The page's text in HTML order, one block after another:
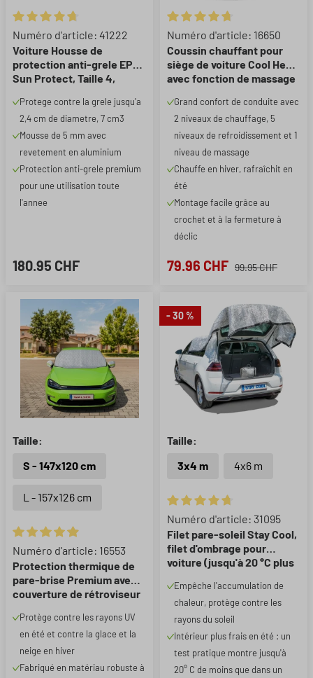
Note moyenne de 4.85 sur 5 étoiles
Numéro d'article: 41222
Voiture Housse de
protection anti-grele EPE
Sun Protect, Taille 4,
jusqu'a 2,3 cm, argent
Protege contre la grele jusqu'a
2,4 cm de diametre, 7 cm3
Mousse de 5 mm avec
revetement en aluminium
Protection anti-grele premium
pour une utilisation toute
l'annee
180.95 CHF
Note moyenne de 4.74 sur 5
Numéro d'article: 16650
Coussin chauffant pour
siège de voiture Cool Heat
avec fonction de massage
Grand confort de conduite avec
2 niveaux de chauffage, 5
niveaux de refroidissement et 1
niveau de massage
Chauffe en hiver, rafraîchit en
été
Montage facile grâce au
crochet et à la fermeture à
déclic
79.96 CHF 99.95 CHF
Taille:
S - 147x120 cm
L - 157x126 cm
Note moyenne de 4.93 sur 5 étoiles
Numéro d'article: 16553
Protection thermique de
pare-brise Premium avec
couverture de rétroviseur
Protège contre les rayons UV
en été et contre la glace et la
neige en hiver
Fabriqué en matériau robuste à
- 30 %
Taille:
3x4 m
4x6 m
Note moyenne de 4.82 sur 5
Numéro d'article: 31095
Filet pare-soleil Stay Cool,
filet d'ombrage pour
voiture (jusqu'à 20 °C plus
pour chien avec protection
UV, voile d'ombrage, pare-
soleil pour voiture argent
3x4m
Empêche l'accumulation de
chaleur, protège contre les
rayons du soleil
Intérieur plus frais en été : un
test pratique montre jusqu'à
20° C de moins que dans un